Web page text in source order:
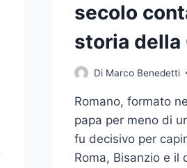
secolo
storia della
Di Marco Benedetti
Romano, formato
papa per meno di
fu decisivo per
Roma, Bisanzio e il